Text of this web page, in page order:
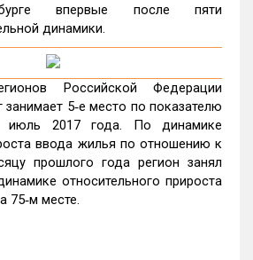
впервые после пяти
динамики.
Российской Федерации
занимает 5‑е место по показателю
июль 2017 года. По динамике
ввода жилья по отношению к
прошлого года регион занял
относительного прироста
75‑м месте.